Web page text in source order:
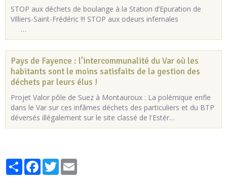
STOP aux déchets de boulange à la Station d’Epuration de
Villiers-Saint-Frédéric !!! STOP aux odeurs infernales
…
Pays de Fayence : l’intercommunalité du Var où les
habitants sont le moins satisfaits de la gestion des
déchets par leurs élus !
Projet Valor pôle de Suez à Montauroux : La polémique enfle
dans le Var sur ces infâmes déchets des particuliers et du BTP
déversés illégalement sur le site classé de l'Estér…
PartagerFacebook
Twitter